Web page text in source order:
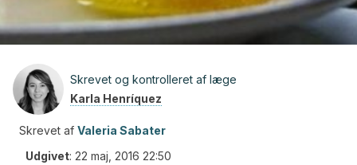
Skrevet og kontrolleret af læge
Karla Henríquez
Skrevet af Valeria Sabater
Udgivet: 22 maj, 2016 22:50